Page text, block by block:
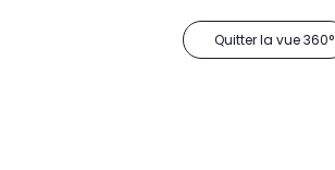
Quitter la vue 360°